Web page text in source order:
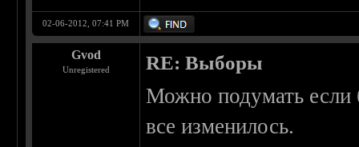
02-06-2012, 07:41 PM
Gvod
Unregistered RE: Выборы
Можно подумать если
все изменилось.